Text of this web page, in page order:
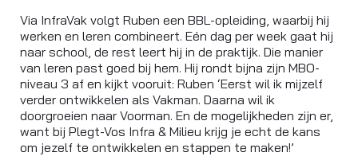
Via InfraVak volgt Ruben een BBL-opleiding, waarbij hij
werken en leren combineert. Eén dag per week gaat hij
naar school, de rest leert hij in de praktijk. Die manier
van leren past goed bij hem. Hij rondt bijna zijn MBO-
niveau 3 af en kijkt vooruit: Ruben ‘Eerst wil ik mijzelf
verder ontwikkelen als Vakman. Daarna wil ik
doorgroeien naar Voorman. En de mogelijkheden zijn er,
want bij Plegt-Vos Infra & Milieu krijg je echt de kans
om jezelf te ontwikkelen en stappen te maken!’